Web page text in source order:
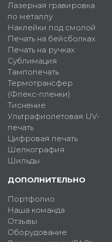
Лазерная гравировка
по металлу
Наклейки под смолой
Печать на бейсболках
Печать на ручках
Сублимация
Тампопечать
Термотрансфер
(Флекс-пленки)
Тиснение
Ультрафиолетовая UV-
печать
Цифровая печать
Шелкография
Шильды
ДОПОЛНИТЕЛЬНО
Портфолио
Наша команда
Отзывы
Оборудование